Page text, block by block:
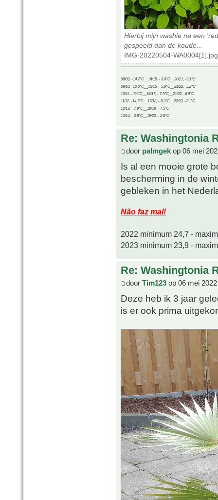
Hierbij mijn washie na een
gespeeld dan de koude...
IMG-20220504-
08/09, -14.7°C__14/15, - 3.6°C__20/21, -9.1°C
09/10, -10.0°C__15/16, - 5.9°C__21/22, -5.2°C
10/11, - 7.9°C__16/17, - 7.9°C__21/22, -6.9°C
11/12, -14.7°C__17/18, - 8.3°C__22/23, -7.1°C
12/13, - 7.9°C__18/19, - 7.5°C
13/14, - 0.8°C__19/20, - 2.8°C
Re: Washingtonia
door palmgek op 06 mei
Is al een mooie grote
bescherming in de
gebleken in het
Não faz mal!
2022 minimum 24,7 -
2023 minimum 23,9 -
Re: Washingtonia
door Tim123 op 06 mei
Deze heb ik 3 jaar
is er ook prima